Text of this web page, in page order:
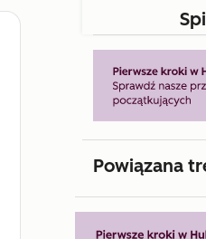
Powiązana